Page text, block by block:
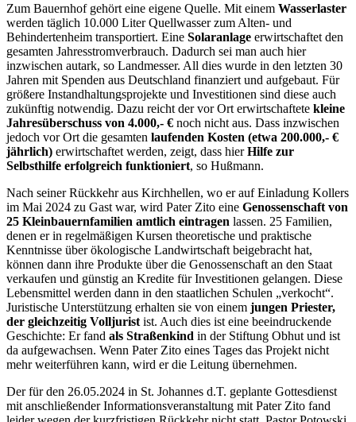
Zum Bauernhof gehört eine eigene Quelle. Mit einem Wasserlaster
werden täglich 10.000 Liter Quellwasser zum Alten- und
Behindertenheim transportiert. Eine Solaranlage erwirtschaftet den
gesamten Jahresstromverbrauch. Dadurch sei man auch hier
inzwischen autark, so Landmesser. All dies wurde in den letzten 30
Jahren mit Spenden aus Deutschland finanziert und aufgebaut. Für
größere Instandhaltungsprojekte und Investitionen sind diese auch
zukünftig notwendig. Dazu reicht der vor Ort erwirtschaftete kleine
Jahresüberschuss von 4.000,- € noch nicht aus. Dass inzwischen
jedoch vor Ort die gesamten laufenden Kosten (etwa 200.000,- €
jährlich) erwirtschaftet werden, zeigt, dass hierHilfe zur
Selbsthilfe erfolgreich funktioniert, so Hußmann.
Nach seiner Rückkehr aus Kirchhellen, wo er auf Einladung Kollers
im Mai 2024 zu Gast war, wird Pater Zito eine Genossenschaft von
25 Kleinbauernfamilien amtlich eintragen lassen. 25 Familien,
denen er in regelmäßigen Kursen theoretische und praktische
Kenntnisse über ökologische Landwirtschaft beigebracht hat,
können dann ihre Produkte über die Genossenschaft an den Staat
verkaufen und günstig an Kredite für Investitionen gelangen. Diese
Lebensmittel werden dann in den staatlichen Schulen „verkocht“.
Juristische Unterstützung erhalten sie von einem jungen Priester,
der gleichzeitig Volljurist ist. Auch dies ist eine beeindruckende
Geschichte: Er fand als Straßenkind in der Stiftung Obhut und ist
da aufgewachsen. Wenn Pater Zito eines Tages das Projekt nicht
mehr weiterführen kann, wird er die Leitung übernehmen.
Der für den 26.05.2024 in St. Johannes d.T. geplante Gottesdienst
mit anschließender Informationsveranstaltung mit Pater Zito fand